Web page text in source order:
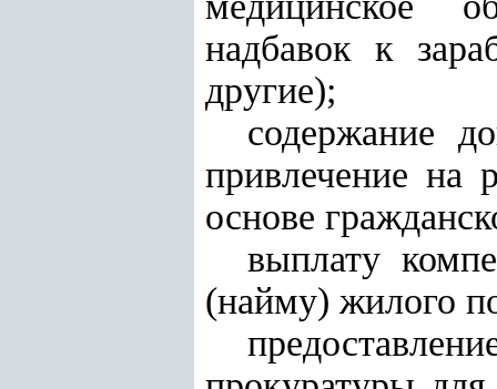
надбавок к
другие);
содержание
привлечение на
основе
выплату
(найму) жилого